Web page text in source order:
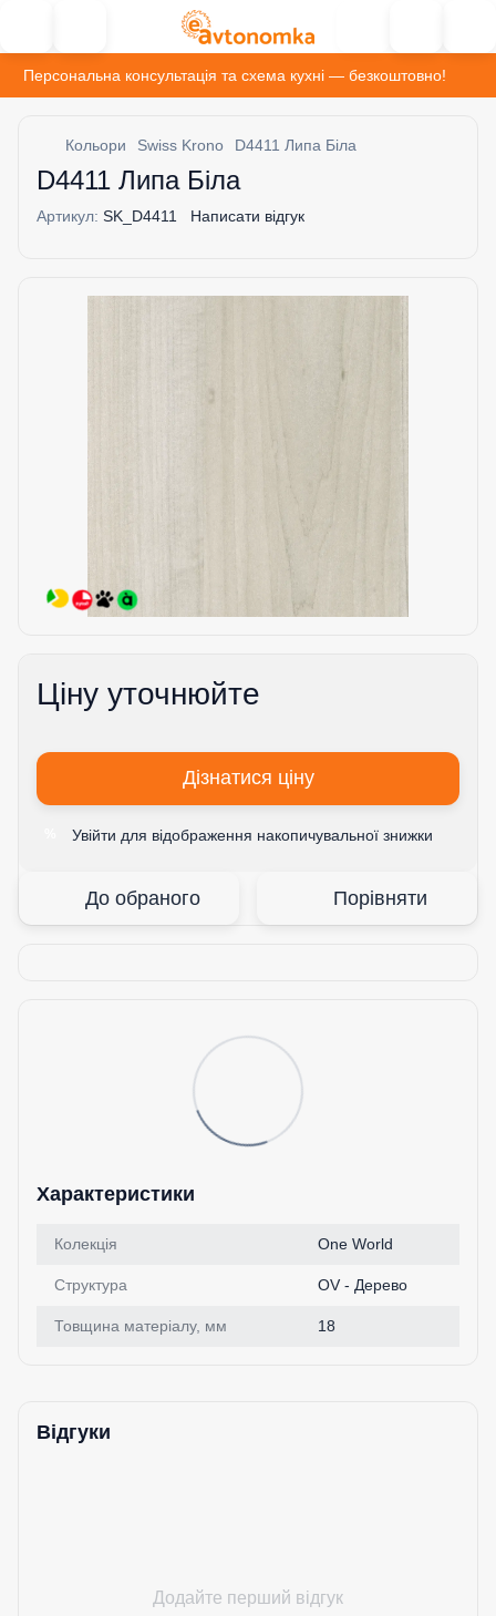
Персональна консультація та схема кухні — безкоштовно!
Кольори Swiss Krono D4411 Липа Біла
D4411 Липа Біла
Артикул: SK_D4411 Написати відгук
Ціну уточнюйте
Дізнатися ціну
Увійти для відображення накопичувальної знижки
До обраного Порівняти
Характеристики
Колекція One World
Структура OV - Дерево
Товщина матеріалу, мм 18
Відгуки
Додайте перший відгук